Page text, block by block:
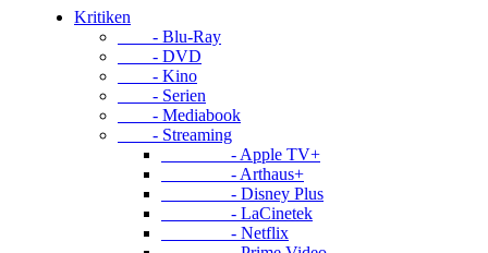
Kritiken
- Blu-Ray
- DVD
- Kino
- Serien
- Mediabook
- Streaming
- Apple TV+
- Arthaus+
- Disney Plus
- LaCinetek
- Netflix